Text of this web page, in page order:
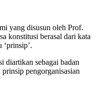
yang disusun oleh Prof.
konstitusi berasal dari kata
‘prinsip’.
diartikan sebagai badan
pengorganisasian